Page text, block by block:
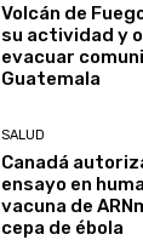
Volcán de
su actividad y
evacuar
Guatemala
SALUD
Canadá
ensayo en
vacuna de
cepa de ébola